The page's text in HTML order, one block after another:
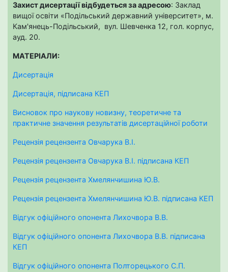
Захист дисертації відбудеться за адресою: Заклад
вищої освіти «Подільський державний університет», м.
Кам'янець-Подільський, вул. Шевченка 12, гол. корпус,
ауд. 20.
МАТЕРІАЛИ:
Дисертація
Дисертація, підписана КЕП
Висновок про наукову новизну, теоретичне та
практичне значення результатів дисертаційної роботи
Рецензія рецензента Овчарука В.І.
Рецензія рецензента Овчарука В.І. підписана КЕП
Рецензія рецензента Хмелянчишина Ю.В.
Рецензія рецензента Хмелянчишина Ю.В. підписана КЕП
Відгук офіційного опонента Лихочвора В.В.
Відгук офіційного опонента Лихочвора В.В. підписана
КЕП
Відгук офіційного опонента Полторецького С.П.